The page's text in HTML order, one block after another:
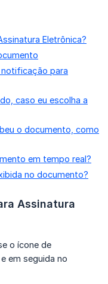
Eletrônica?
notificação para
caso eu escolha a
o documento, como
em tempo real?
no documento?
Assinatura
o ícone de
e em seguida no